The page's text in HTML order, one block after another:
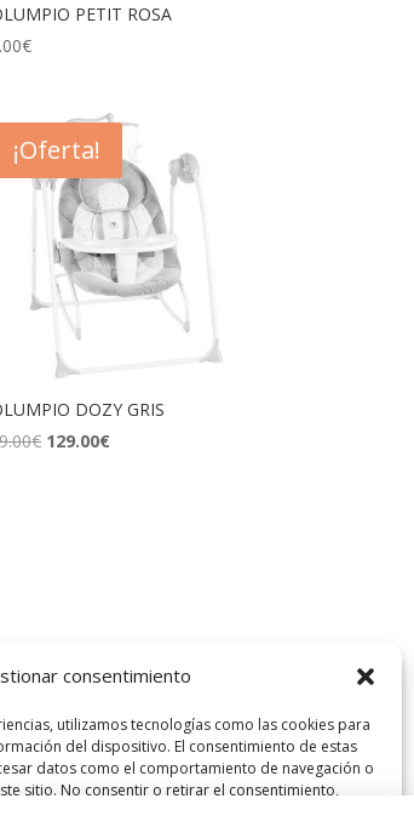
consentimiento
utilizamos tecnologías como las cookies para
del dispositivo. El consentimiento de estas
datos como el comportamiento de navegación o
sitio. No consentir o retirar el consentimiento,
PETIT ROSA
€
¡Oferta!
DOZY GRIS
€ El
129.00€El